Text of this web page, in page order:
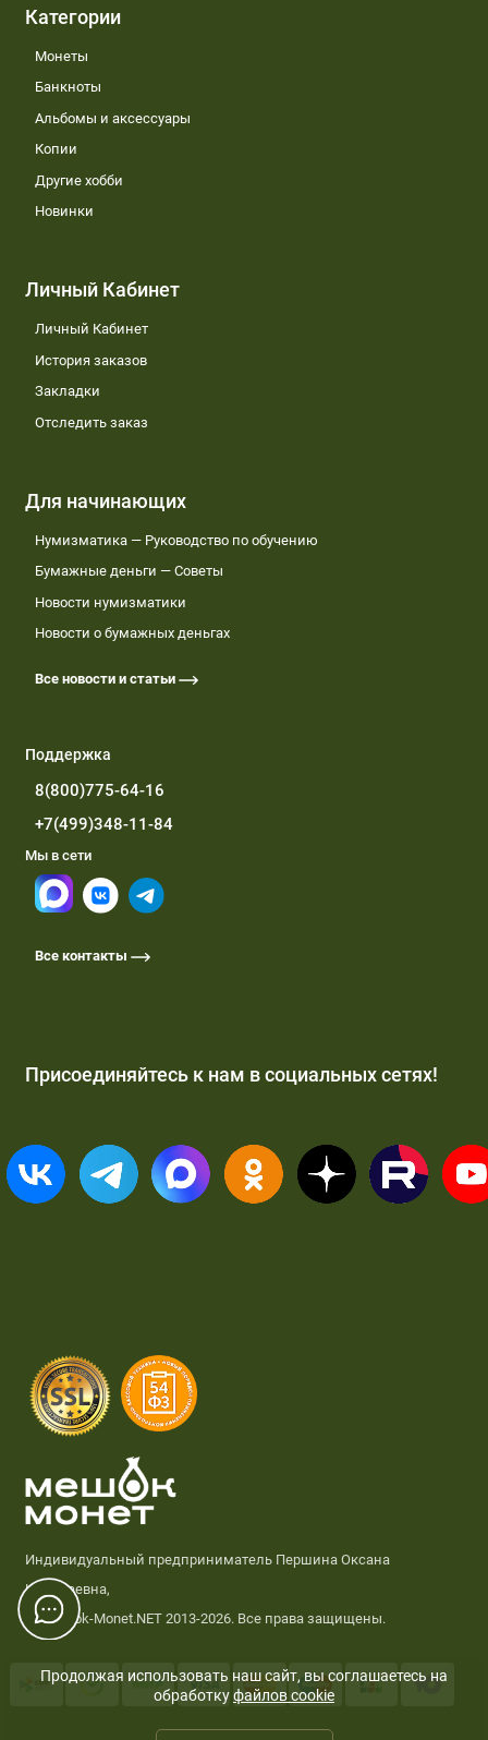
Категории
Монеты
Банкноты
Альбомы и аксессуары
Копии
Другие хобби
Новинки
Личный Кабинет
Личный Кабинет
История заказов
Закладки
Отследить заказ
Для начинающих
Нумизматика — Руководство по обучению
Бумажные деньги — Советы
Новости нумизматики
Новости о бумажных деньгах
Все новости и статьи
Поддержка
8(800)775-64-16
+7(499)348-11-84
Мы в сети
Все контакты
Присоединяйтесь к нам в социальных сетях!
Индивидуальный предприниматель Першина Оксана
Николаевна,
© Meshok-Monet.NET 2013-2026. Все права защищены.
Продолжая использовать наш сайт, вы соглашаетесь на
обработкуфайлов cookie